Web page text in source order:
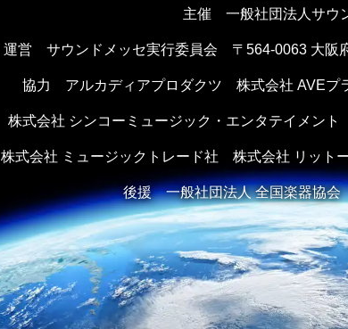
主催 一般社団法人サウ
運営 サウンドメッセ実行委員会 〒564-0063 大阪
協力 アルカディアプロダクツ 株式会社 AVE
株式会社 シンコーミュージック・エンタテイメント
株式会社 ミュージックトレード社 株式会社 リット
後援一般社団法人 全国楽器協